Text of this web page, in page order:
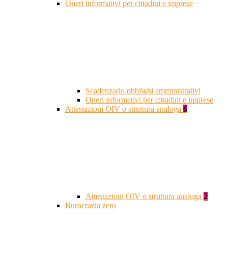
Oneri informativi per cittadini e imprese
Scadenzario obblighi amministrativi
Oneri informativi per cittadini e imprese
Attestazioni OIV o struttura analoga 6
Attestazioni OIV o struttura analoga 2
Burocrazia zero